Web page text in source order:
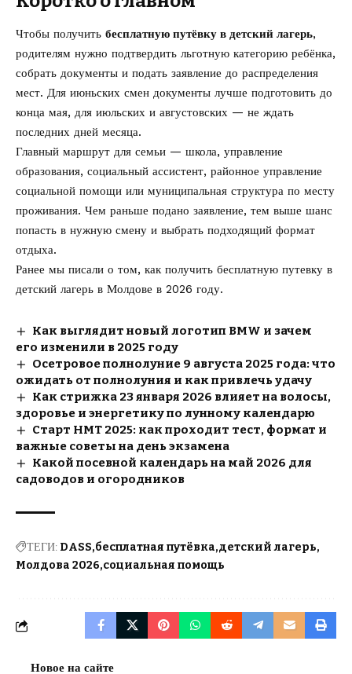
Чтобы получить бесплатную путёвку в детский лагерь,
родителям нужно подтвердить льготную категорию ребёнка,
собрать документы и подать заявление до распределения
мест. Для июньских смен документы лучше подготовить до
конца мая, для июльских и августовских — не ждать
последних дней месяца.
Главный маршрут для семьи — школа, управление
образования, социальный ассистент, районное управление
социальной помощи или муниципальная структура по месту
проживания. Чем раньше подано заявление, тем выше шанс
попасть в нужную смену и выбрать подходящий формат
отдыха.
Ранее мы писали о том, как получить бесплатную путевку в
детский лагерь в Молдове в 2026 году.
Как выглядит новый логотип BMW и зачем
его изменили в 2025 году
Осетровое полнолуние 9 августа 2025 года: что
ожидать от полнолуния и как привлечь удачу
Как стрижка 23 января 2026 влияет на волосы,
здоровье и энергетику по лунному календарю
Старт НМТ 2025: как проходит тест, формат и
важные советы на день экзамена
Какой посевной календарь на май 2026 для
садоводов и огородников
ТЕГИ: DASS бесплатная путёвка детский лагерь
Молдова 2026 социальная помощь
Новое на сайте